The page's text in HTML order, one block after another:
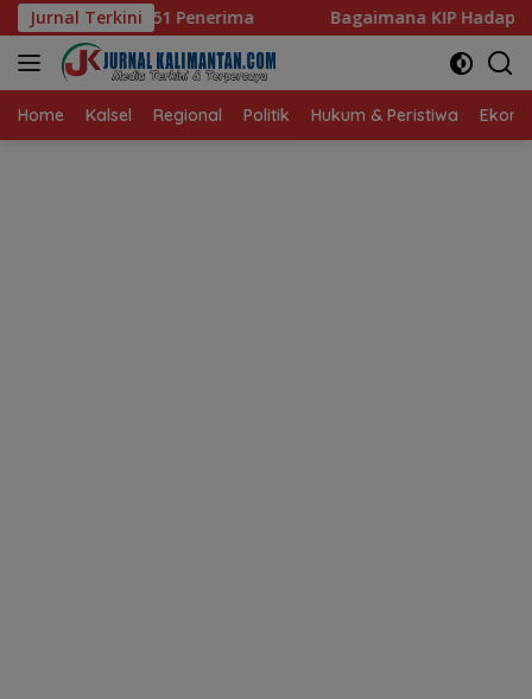
Langsung
ke
konten
Jurnal TerkiniBagaimana KIP Hadapi Deepfake dan Hoaks?
Home Kalsel Regional Politik Hukum & Peristiwa